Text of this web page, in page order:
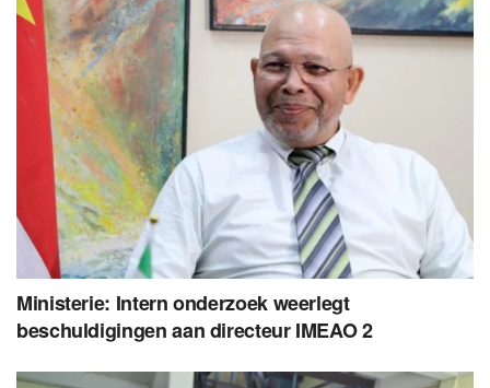
Ministerie: Intern onderzoek weerlegt
beschuldigingen aan directeur IMEAO 2